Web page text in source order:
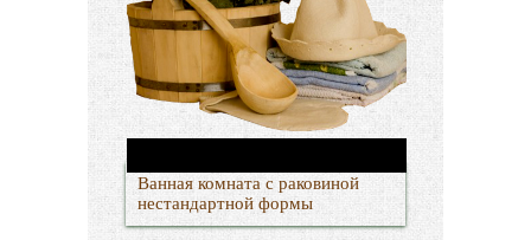
Ванная комната с раковиной
нестандартной формы